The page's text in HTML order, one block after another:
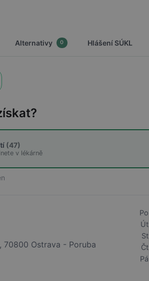
Alternativy 0 Hlášení SÚKL
(47)
v lékárně
70800 Ostrava - Poruba
Po
Út
St
Čt
Pá